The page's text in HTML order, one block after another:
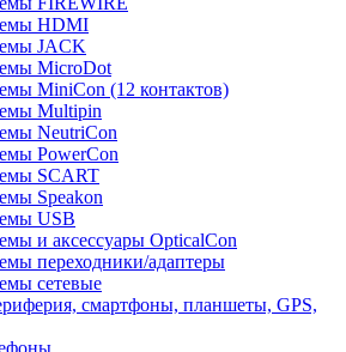
HDMI
JACK
MicroDot
MiniCon (12 контактов)
Multipin
NeutriCon
PowerCon
SCART
Speakon
USB
и аксессуары OpticalCon
переходники/адаптеры
сетевые
смартфоны, планшеты, GPS,